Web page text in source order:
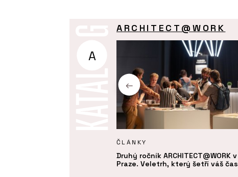
A
ARCHITECT@WORK
ČLÁNKY
Druhý ročník ARCHITECT@WORK v
Praze. Veletrh, který šetří váš čas